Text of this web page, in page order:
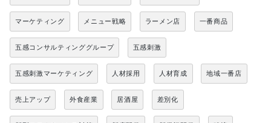
マーケティング メニュー戦略 ラーメン店 一番商品
五感コンサルティンググループ 五感刺激
五感刺激マーケティング 人材採用 人材育成 地域一番店
売上アップ 外食産業 居酒屋 差別化